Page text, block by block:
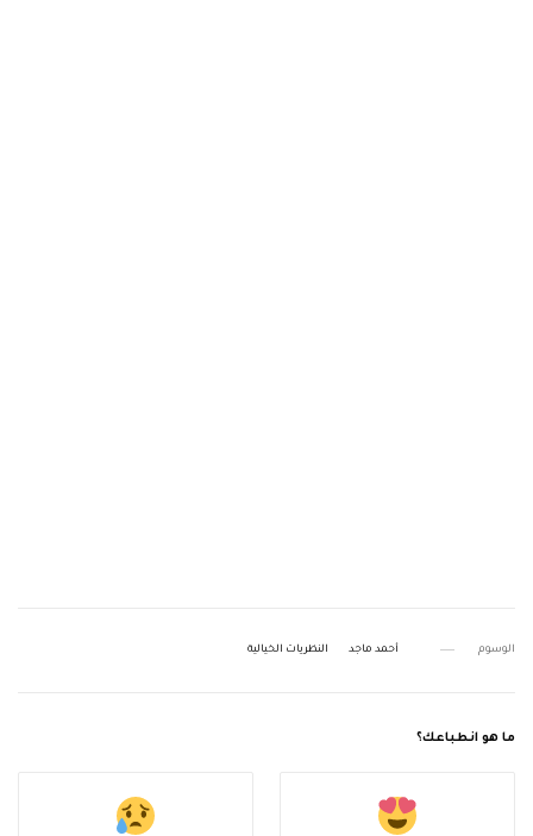
الوسوم أحمد ماجد النظريات الخيالية
ما هو انطباعك؟